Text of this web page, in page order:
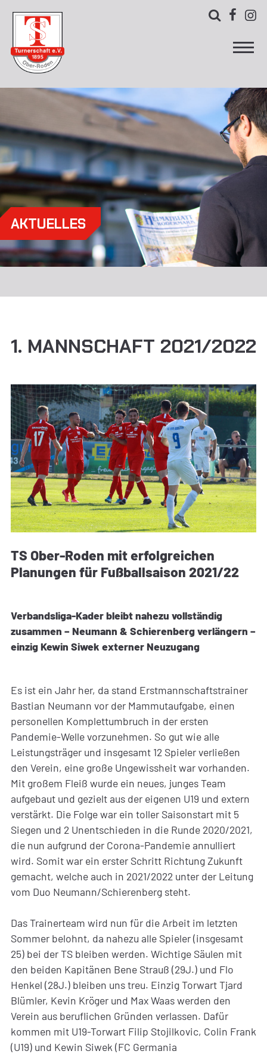
  
AKTUELLES
1. MANNSCHAFT 2021/2022
TS Ober-Roden mit erfolgreichen
Planungen für Fußballsaison 2021/22
Verbandsliga-Kader bleibt nahezu vollständig
zusammen – Neumann & Schierenberg verlängern –
einzig Kewin Siwek externer Neuzugang
Es ist ein Jahr her, da stand Erstmannschaftstrainer
Bastian Neumann vor der Mammutaufgabe, einen
personellen Komplettumbruch in der ersten
Pandemie-Welle vorzunehmen. So gut wie alle
Leistungsträger und insgesamt 12 Spieler verließen
den Verein, eine große Ungewissheit war vorhanden.
Mit großem Fleiß wurde ein neues, junges Team
aufgebaut und gezielt aus der eigenen U19 und extern
verstärkt. Die Folge war ein toller Saisonstart mit 5
Siegen und 2 Unentschieden in die Runde 2020/2021,
die nun aufgrund der Corona-Pandemie annulliert
wird. Somit war ein erster Schritt Richtung Zukunft
gemacht, welche auch in 2021/2022 unter der Leitung
vom Duo Neumann/Schierenberg steht.
Das Trainerteam wird nun für die Arbeit im letzten
Sommer belohnt, da nahezu alle Spieler (insgesamt
25) bei der TS bleiben werden. Wichtige Säulen mit
den beiden Kapitänen Bene Strauß (29J.) und Flo
Henkel (28J.) bleiben uns treu. Einzig Torwart Tjard
Blümler, Kevin Kröger und Max Waas werden den
Verein aus beruflichen Gründen verlassen. Dafür
kommen mit U19-Torwart Filip Stojilkovic, Colin Frank
(U19) und Kewin Siwek (FC Germania